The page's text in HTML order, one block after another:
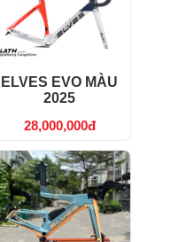
ELVES EVO MÀU
2025
28,000,000đ